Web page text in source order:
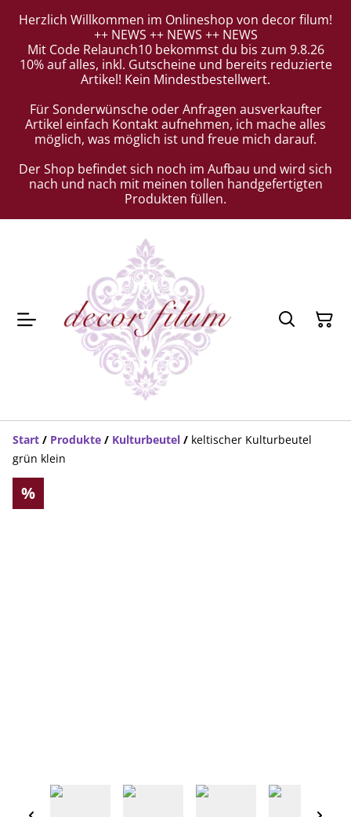
Herzlich Willkommen im Onlineshop von decor filum!
++ NEWS ++ NEWS ++ NEWS
Mit Code Relaunch10 bekommst du bis zum 9.8.26
10% auf alles, inkl. Gutscheine und bereits reduzierte
Artikel! Kein Mindestbestellwert.
Für Sonderwünsche oder Anfragen ausverkaufter
Artikel einfach Kontakt aufnehmen, ich mache alles
möglich, was möglich ist und freue mich darauf.
Der Shop befindet sich noch im Aufbau und wird sich
nach und nach mit meinen tollen handgefertigten
Produkten füllen.
Start / Produkte / Kulturbeutel / keltischer Kulturbeutel
grün klein
%